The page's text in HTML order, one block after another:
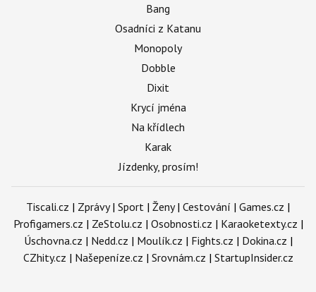
Bang
Osadníci z Katanu
Monopoly
Dobble
Dixit
Krycí jména
Na křídlech
Karak
Jízdenky, prosím!
Tiscali.cz | Zprávy| Sport | Ženy| Cestování | Games.cz |
Profigamers.cz | ZeStolu.cz | Osobnosti.cz | Karaoketexty.cz |
Úschovna.cz | Nedd.cz | Moulík.cz | Fights.cz | Dokina.cz |
CZhity.cz | Našepeníze.cz | Srovnám.cz | StartupInsider.cz